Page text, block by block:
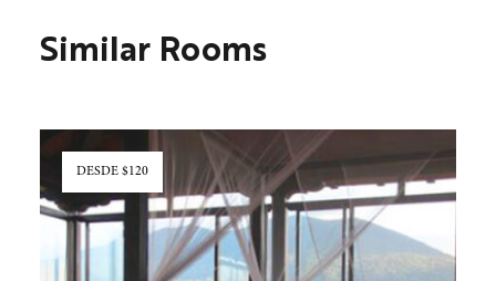
Similar Rooms
DESDE $120